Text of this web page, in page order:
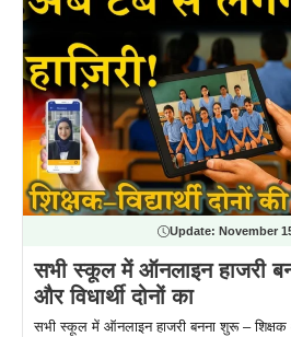
Update: November
सभी स्कूल में ऑनलाइन हाजरी
और विधार्थी दोनों का
सभी स्कूल में ऑनलाइन हाजरी बनना शुरू – शिक्षक